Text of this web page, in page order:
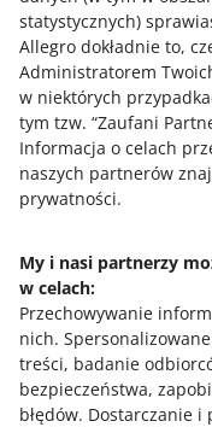
statystycznych)
Allegro dokładnie to,
Administratorem
w niektórych
tym tzw. “Zaufani
Informacja o celach
naszych partnerów
prywatności.
My i nasi partnerzy
w celach:
Przechowywanie
nich.
treści, badanie
bezpieczeństwa,
błędów. Dostarczanie i
adresy do wysyłki.
musi wskazać, na
Kiedy kupujący
informacją, jakie
w zakładce
Te informacje wraz z
mejlu i w zakładce
wybranym
Jeśli kupujący
wpłacie znajdziesz
operacji.
Nie doszedł do
Co robić?
Jeśli nie dotarł do
straconego. Po
znajdziesz w
zamówienie i sprawdź
Co, jeśli dane
nieprawdziwe?
Jeżeli stwierdzisz, że
przykład brak
nie istnieje w danym
telefonu, mejl nie
ich, by zrealizować
Kupujący nie
robić?
Nie zgłaszaj od razu
odpowiada na Twoje
Ciebie informacja o
nie przeczytał
Potrzebujesz
Skontaktuj